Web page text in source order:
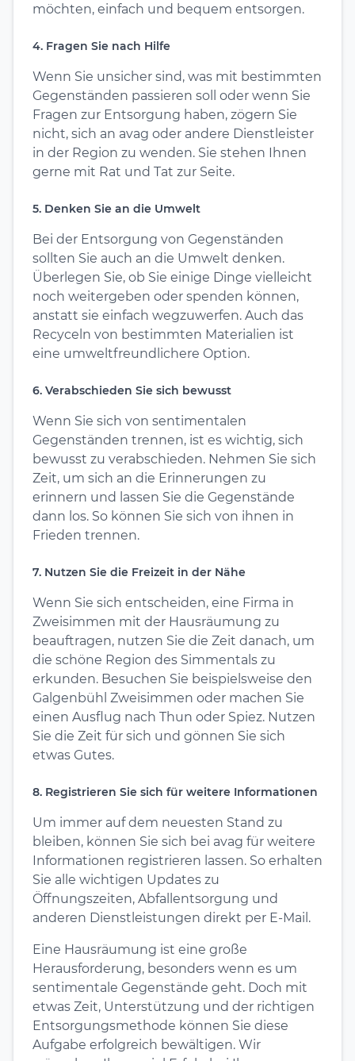
möchten, einfach und bequem entsorgen.
4. Fragen Sie nach Hilfe
Wenn Sie unsicher sind, was mit bestimmten
Gegenständen passieren soll oder wenn Sie
Fragen zur Entsorgung haben, zögern Sie
nicht, sich an avag oder andere Dienstleister
in der Region zu wenden. Sie stehen Ihnen
gerne mit Rat und Tat zur Seite.
5. Denken Sie an die Umwelt
Bei der Entsorgung von Gegenständen
sollten Sie auch an die Umwelt denken.
Überlegen Sie, ob Sie einige Dinge vielleicht
noch weitergeben oder spenden können,
anstatt sie einfach wegzuwerfen. Auch das
Recyceln von bestimmten Materialien ist
eine umweltfreundlichere Option.
6. Verabschieden Sie sich bewusst
Wenn Sie sich von sentimentalen
Gegenständen trennen, ist es wichtig, sich
bewusst zu verabschieden. Nehmen Sie sich
Zeit, um sich an die Erinnerungen zu
erinnern und lassen Sie die Gegenstände
dann los. So können Sie sich von ihnen in
Frieden trennen.
7. Nutzen Sie die Freizeit in der Nähe
Wenn Sie sich entscheiden, eine Firma in
Zweisimmen mit der Hausräumung zu
beauftragen, nutzen Sie die Zeit danach, um
die schöne Region des Simmentals zu
erkunden. Besuchen Sie beispielsweise den
Galgenbühl Zweisimmen oder machen Sie
einen Ausflug nach Thun oder Spiez. Nutzen
Sie die Zeit für sich und gönnen Sie sich
etwas Gutes.
8. Registrieren Sie sich für weitere Informationen
Um immer auf dem neuesten Stand zu
bleiben, können Sie sich bei avag für weitere
Informationen registrieren lassen. So erhalten
Sie alle wichtigen Updates zu
Öffnungszeiten, Abfallentsorgung und
anderen Dienstleistungen direkt per E-Mail.
Eine Hausräumung ist eine große
Herausforderung, besonders wenn es um
sentimentale Gegenstände geht. Doch mit
etwas Zeit, Unterstützung und der richtigen
Entsorgungsmethode können Sie diese
Aufgabe erfolgreich bewältigen. Wir